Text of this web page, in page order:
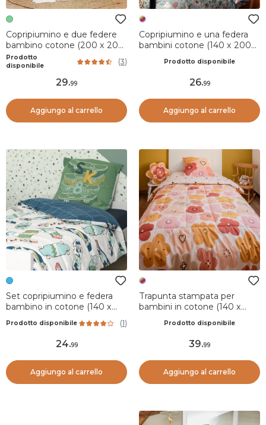
Copripiumino e due federe
bambino cotone (200 x 200
cm) Petits papiers Verde
Prodotto
disponibile
(3)
29.99
Aggiungo al carrello
Copripiumino e una federa
bambini cotone (140 x 200
Prodotto disponibile
26.99
Aggiungo al carrello
Set copripiumino e federa
bambino in cotone (140 x
Prodotto disponibile (1)
24.99
Aggiungo al carrello
Trapunta stampata per
bambini in cotone (140 x
MulticoloreProdotto disponibile
39.99
Aggiungo al carrello